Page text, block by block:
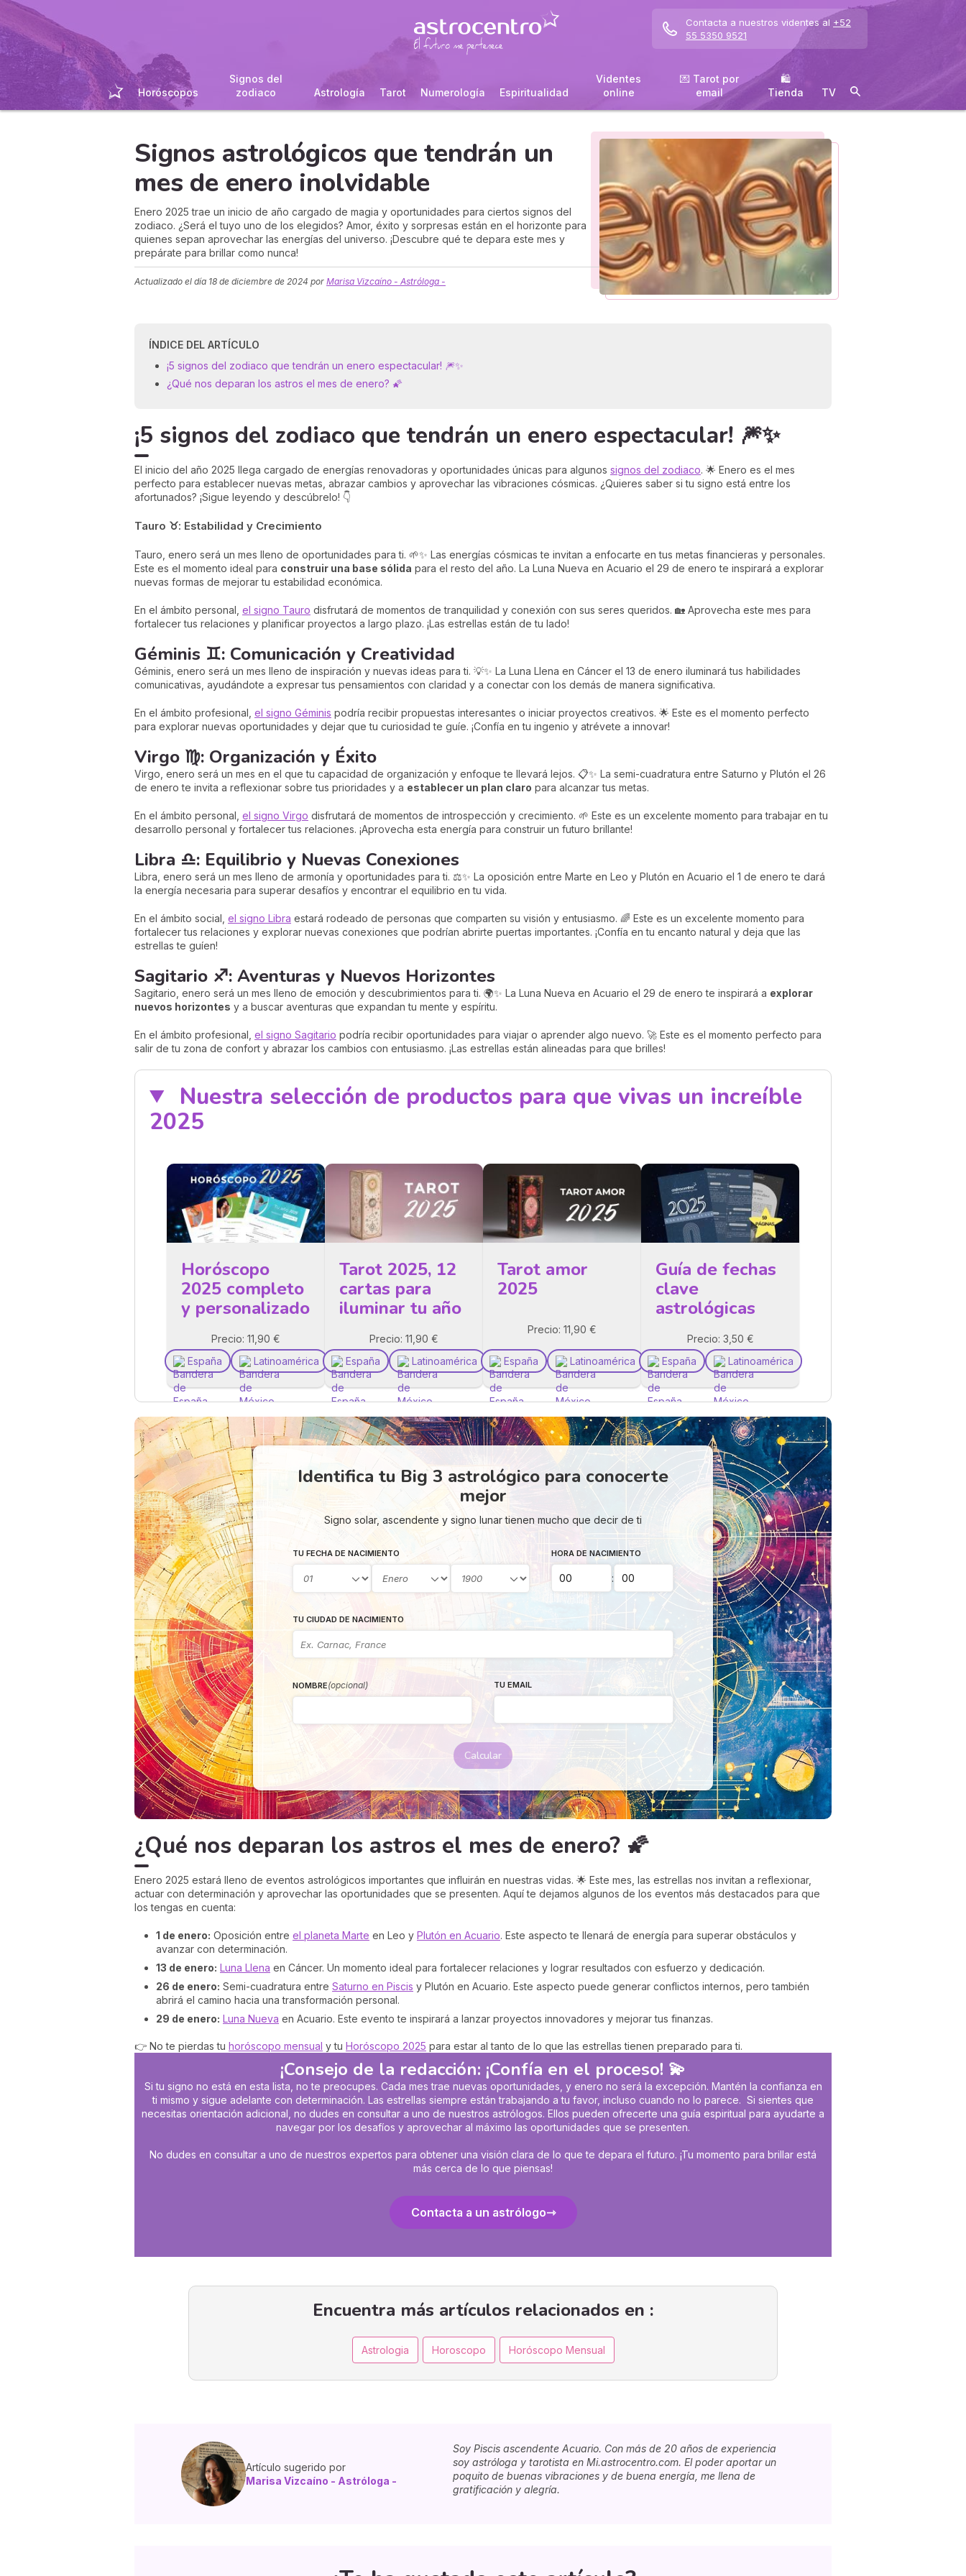
Contacta a nuestros videntes al +52
55 5350 9521
Horóscopos
Signos del
zodiaco
Astrología Tarot Numerología Espiritualidad
Videntes
online
💌 Tarot por
email
🛍
️Tienda
TV
Signos astrológicos que tendrán un
mes de enero inolvidable
Enero 2025 trae un inicio de año cargado de magia y oportunidades para ciertos signos del
zodiaco. ¿Será el tuyo uno de los elegidos? Amor, éxito y sorpresas están en el horizonte para
quienes sepan aprovechar las energías del universo. ¡Descubre qué te depara este mes y
prepárate para brillar como nunca!
Actualizado el día 18 de diciembre de 2024 por Marisa Vizcaíno - Astróloga -
ÍNDICE DEL ARTÍCULO
¡5 signos del zodiaco que tendrán un enero espectacular! 🎆✨
¿Qué nos deparan los astros el mes de enero? 🌠
¡5 signos del zodiaco que tendrán un enero espectacular! 🎆✨
El inicio del año 2025 llega cargado de energías renovadoras y oportunidades únicas para algunos signos del zodiaco. 🌟 Enero es el mes
perfecto para establecer nuevas metas, abrazar cambios y aprovechar las vibraciones cósmicas. ¿Quieres saber si tu signo está entre los
afortunados? ¡Sigue leyendo y descúbrelo! 👇
Tauro ♉: Estabilidad y Crecimiento
Tauro, enero será un mes lleno de oportunidades para ti. 🌱✨ Las energías cósmicas te invitan a enfocarte en tus metas financieras y personales.
Este es el momento ideal para construir una base sólida para el resto del año. La Luna Nueva en Acuario el 29 de enero te inspirará a explorar
nuevas formas de mejorar tu estabilidad económica.
En el ámbito personal, el signo Tauro disfrutará de momentos de tranquilidad y conexión con sus seres queridos. 🏡 Aprovecha este mes para
fortalecer tus relaciones y planificar proyectos a largo plazo. ¡Las estrellas están de tu lado!
Géminis ♊: Comunicación y Creatividad
Géminis, enero será un mes lleno de inspiración y nuevas ideas para ti. 💡✨ La Luna Llena en Cáncer el 13 de enero iluminará tus habilidades
comunicativas, ayudándote a expresar tus pensamientos con claridad y a conectar con los demás de manera significativa.
En el ámbito profesional, el signo Géminis podría recibir propuestas interesantes o iniciar proyectos creativos. 🌟 Este es el momento perfecto
para explorar nuevas oportunidades y dejar que tu curiosidad te guíe. ¡Confía en tu ingenio y atrévete a innovar!
Virgo ♍: Organización y Éxito
Virgo, enero será un mes en el que tu capacidad de organización y enfoque te llevará lejos. 📋✨ La semi-cuadratura entre Saturno y Plutón el 26
de enero te invita a reflexionar sobre tus prioridades y a establecer un plan claro para alcanzar tus metas.
En el ámbito personal, el signo Virgo disfrutará de momentos de introspección y crecimiento. 🌱 Este es un excelente momento para trabajar en tu
desarrollo personal y fortalecer tus relaciones. ¡Aprovecha esta energía para construir un futuro brillante!
Libra ♎: Equilibrio y Nuevas Conexiones
Libra, enero será un mes lleno de armonía y oportunidades para ti. ⚖️✨ La oposición entre Marte en Leo y Plutón en Acuario el 1 de enero te dará
la energía necesaria para superar desafíos y encontrar el equilibrio en tu vida.
En el ámbito social, el signo Libra estará rodeado de personas que comparten su visión y entusiasmo. 🌈 Este es un excelente momento para
fortalecer tus relaciones y explorar nuevas conexiones que podrían abrirte puertas importantes. ¡Confía en tu encanto natural y deja que las
estrellas te guíen!
Sagitario ♐: Aventuras y Nuevos Horizontes
Sagitario, enero será un mes lleno de emoción y descubrimientos para ti. 🌍✨ La Luna Nueva en Acuario el 29 de enero te inspirará a explorar
nuevos horizontes y a buscar aventuras que expandan tu mente y espíritu.
En el ámbito profesional, el signo Sagitario podría recibir oportunidades para viajar o aprender algo nuevo. 🚀 Este es el momento perfecto para
salir de tu zona de confort y abrazar los cambios con entusiasmo. ¡Las estrellas están alineadas para que brilles!
Nuestra selección de productos para que vivas un increíble
2025
Horóscopo
2025 completo
y personalizado
Precio: 11,90 €
España
Latinoamérica
Tarot 2025, 12
cartas para
iluminar tu año
Precio: 11,90 €
España
Latinoamérica
Tarot amor
2025
Precio: 11,90 €
España Latinoamérica
Guía de fechas
clave
astrológicas
Precio: 3,50 €
España
Latinoamérica
Identifica tu Big 3 astrológico para conocerte
mejor
Signo solar, ascendente y signo lunar tienen mucho que decir de ti
TU FECHA DE NACIMIENTO HORA DE NACIMIENTO
:
TU CIUDAD DE NACIMIENTO
NOMBRE(opcional) TU EMAIL
Calcular
¿Qué nos deparan los astros el mes de enero? 🌠
Enero 2025 estará lleno de eventos astrológicos importantes que influirán en nuestras vidas. 🌟 Este mes, las estrellas nos invitan a reflexionar,
actuar con determinación y aprovechar las oportunidades que se presenten. Aquí te dejamos algunos de los eventos más destacados para que
los tengas en cuenta:
1 de enero: Oposición entre el planeta Marte en Leo y Plutón en Acuario. Este aspecto te llenará de energía para superar obstáculos y
avanzar con determinación.
13 de enero: Luna Llena en Cáncer. Un momento ideal para fortalecer relaciones y lograr resultados con esfuerzo y dedicación.
26 de enero: Semi-cuadratura entre Saturno en Piscis y Plutón en Acuario. Este aspecto puede generar conflictos internos, pero también
abrirá el camino hacia una transformación personal.
29 de enero: Luna Nueva en Acuario. Este evento te inspirará a lanzar proyectos innovadores y mejorar tus finanzas.
👉 No te pierdas tu horóscopo mensual y tu Horóscopo 2025 para estar al tanto de lo que las estrellas tienen preparado para ti.
¡Consejo de la redacción: ¡Confía en el proceso! 💫
Si tu signo no está en esta lista, no te preocupes. Cada mes trae nuevas oportunidades, y enero no será la excepción. Mantén la confianza en
ti mismo y sigue adelante con determinación. Las estrellas siempre están trabajando a tu favor, incluso cuando no lo parece. Si sientes que
necesitas orientación adicional, no dudes en consultar a uno de nuestros astrólogos. Ellos pueden ofrecerte una guía espiritual para ayudarte a
navegar por los desafíos y aprovechar al máximo las oportunidades que se presenten.
No dudes en consultar a uno de nuestros expertos para obtener una visión clara de lo que te depara el futuro. ¡Tu momento para brillar está
más cerca de lo que piensas!
Contacta a un astrólogo
Encuentra más artículos relacionados en :
Astrologia Horoscopo Horóscopo Mensual
Artículo sugerido por
Marisa Vizcaíno - Astróloga -
Soy Piscis ascendente Acuario. Con más de 20 años de experiencia
soy astróloga y tarotista en Mi.astrocentro.com. El poder aportar un
poquito de buenas vibraciones y de buena energía, me llena de
gratificación y alegría.